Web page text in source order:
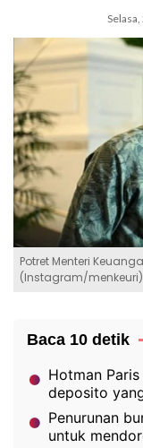
Potret Menteri
(Instagram/menkeuri)
Baca 10 detik
Hotman
deposito
Penurunan
untuk